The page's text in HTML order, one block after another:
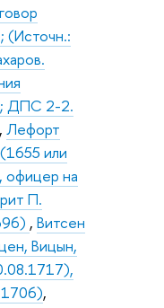
(Источн.:
ДПС 2-2.
, Лефорт
или
офицер на
П.
, Витсен
Вицын,
,